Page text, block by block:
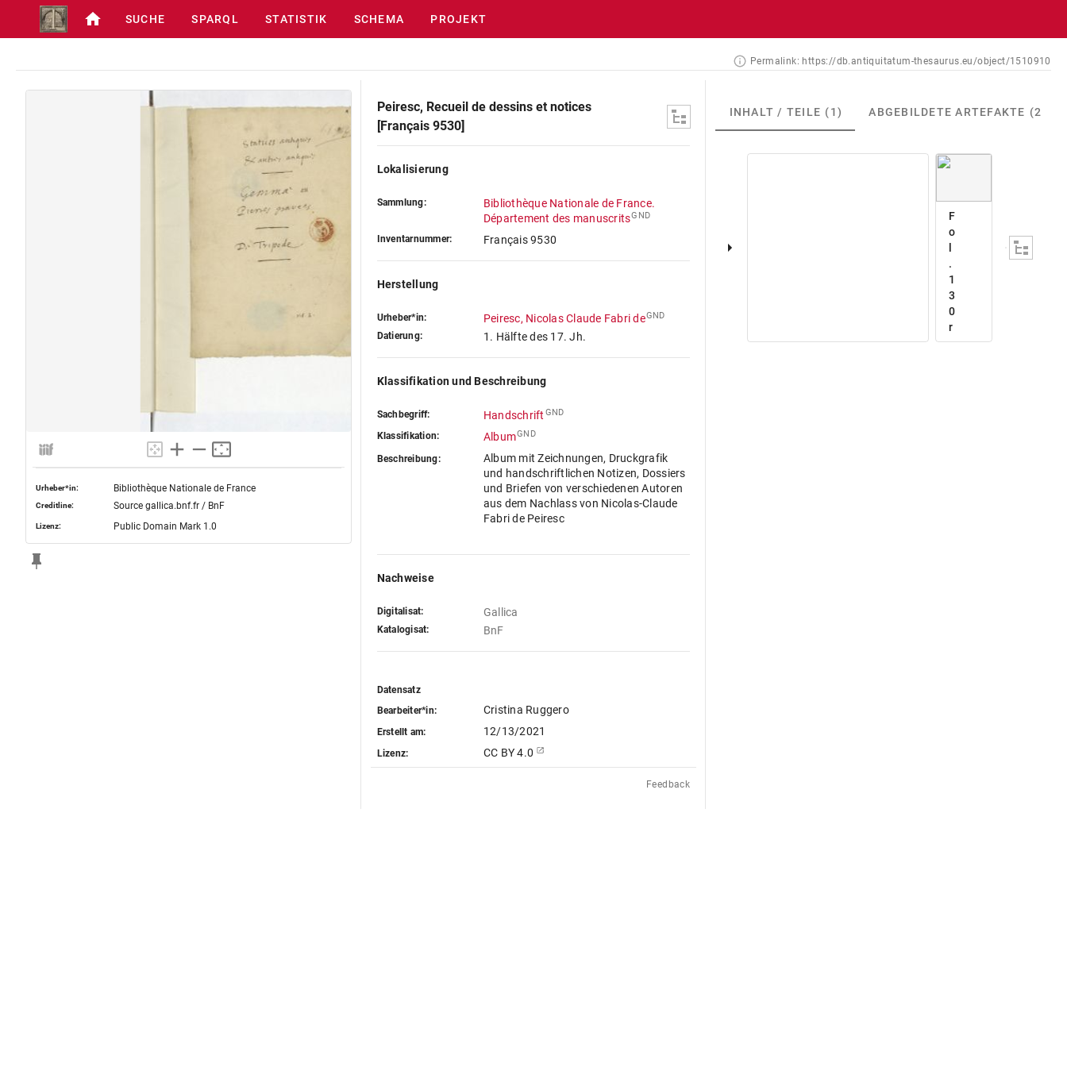
SUCHE SPARQL STATISTIK SCHEMA PROJEKT
Permalink: https://db.antiquitatum-thesaurus.eu/object/1510910
Urheber*in: Bibliothèque Nationale de France
Creditline: Source gallica.bnf.fr / BnF
Lizenz: Public Domain Mark 1.0
Peiresc, Recueil de dessins et notices
[Français 9530]
Lokalisierung
Sammlung:
Bibliothèque Nationale de France.
Département des manuscritsGND
Inventarnummer: Français 9530
Herstellung
Urheber*in: Peiresc, Nicolas Claude Fabri deGND
Datierung: 1. Hälfte des 17. Jh.
Klassifikation und Beschreibung
Sachbegriff: Handschrift GND
Klassifikation: AlbumGND
Beschreibung:
Album mit Zeichnungen, Druckgrafik
und handschriftlichen Notizen, Dossiers
und Briefen von verschiedenen Autoren
aus dem Nachlass von Nicolas-Claude
Fabri de Peiresc
Nachweise
Digitalisat: Gallica
Katalogisat: BnF
Datensatz
Bearbeiter*in:
Cristina Ruggero
Erstellt am: 12/13/2021
Lizenz: CC BY 4.0
Feedback
INHALT / TEILE (1) ABGEBILDETE ARTEFAKTE (2)
F
o
l
.
1
3
0
r